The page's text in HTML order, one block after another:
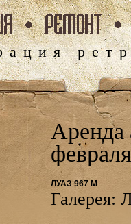
Аренда
февраля
ЛУАЗ 967 М
Галерея: